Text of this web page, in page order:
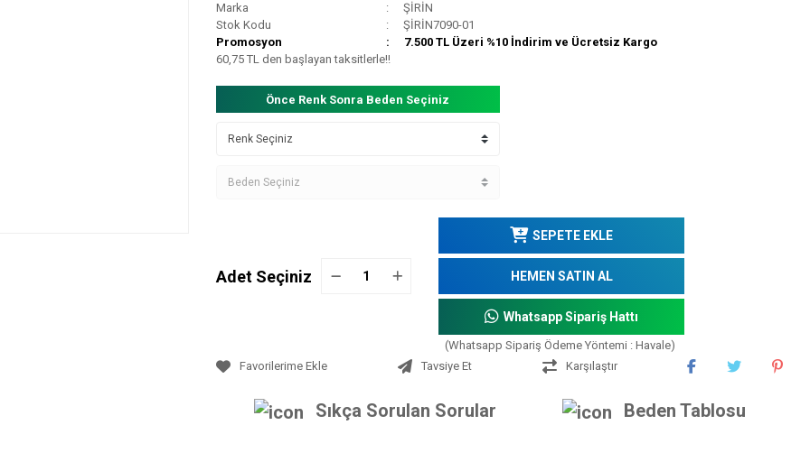
Marka
ŞİRİN
Stok Kodu
ŞİRİN7090-01
Promosyon
7.500 TL Üzeri %10 İndirim ve Ücretsiz Kargo
60,75 TL den başlayan taksitlerle!!
Önce Renk Sonra Beden Seçiniz
Adet Seçiniz
SEPETE EKLE
HEMEN SATIN AL
Whatsapp Sipariş Hattı
(Whatsapp Sipariş Ödeme Yöntemi : Havale)
Tavsiye Et
Karşılaştır
Sıkça Sorulan Sorular Beden Tablosu